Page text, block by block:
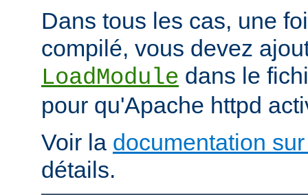
Dans tous les cas, une
compilé, vous devez
LoadModule dans le
pour qu'Apache httpd
Voir la documentation
détails.